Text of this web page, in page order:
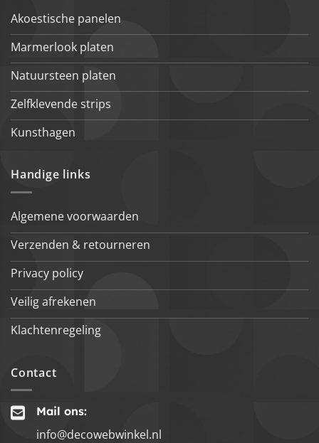
Akoestische panelen
Marmerlook platen
Natuursteen platen
Zelfklevende strips
Kunsthagen
Handige links
Algemene voorwaarden
Verzenden & retourneren
Privacy policy
Veilig afrekenen
Klachtenregeling
Contact
Mail ons:
info@decowebwinkel.nl